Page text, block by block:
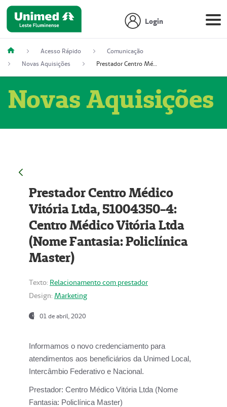
Login
Acesso Rápido
Comunicação
Novas Aquisições
Prestador Centro Médico Vitória Ltda, 51004350-4: Centro Médico Vitória Ltda (Nome Fantasia: Policlínica Master)
Novas Aquisições
Prestador Centro Médico
Vitória Ltda, 51004350-4:
Centro Médico Vitória Ltda
(Nome Fantasia: Policlínica
Master)
Texto: Relacionamento com prestador
Design: Marketing
01 de abril, 2020
Informamos o novo credenciamento para
atendimentos aos beneficiários da Unimed Local,
Intercâmbio Federativo e Nacional.
Prestador: Centro Médico Vitória Ltda (Nome
Fantasia: Policlínica Master)